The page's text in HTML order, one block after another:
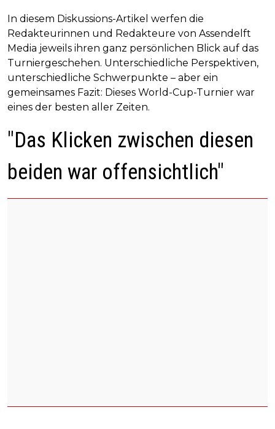
In diesem Diskussions-Artikel werfen die
Redakteurinnen und Redakteure von Assendelft
Media jeweils ihren ganz persönlichen Blick auf das
Turniergeschehen. Unterschiedliche Perspektiven,
unterschiedliche Schwerpunkte – aber ein
gemeinsames Fazit: Dieses World-Cup-Turnier war
eines der besten aller Zeiten.
"Das Klicken zwischen diesen
beiden war offensichtlich"